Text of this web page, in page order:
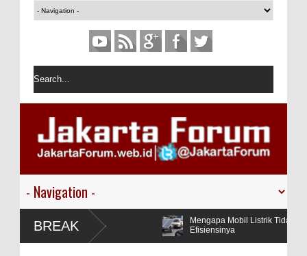
BREAK
Operator Dilarang
Mengapa Mobil Listrik Tidak Pasang
Efisiensinya